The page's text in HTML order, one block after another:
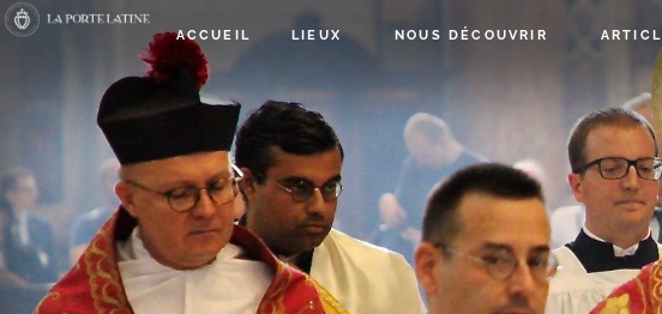
ACCUEIL LIEUX NOUS DÉCOUVRIR